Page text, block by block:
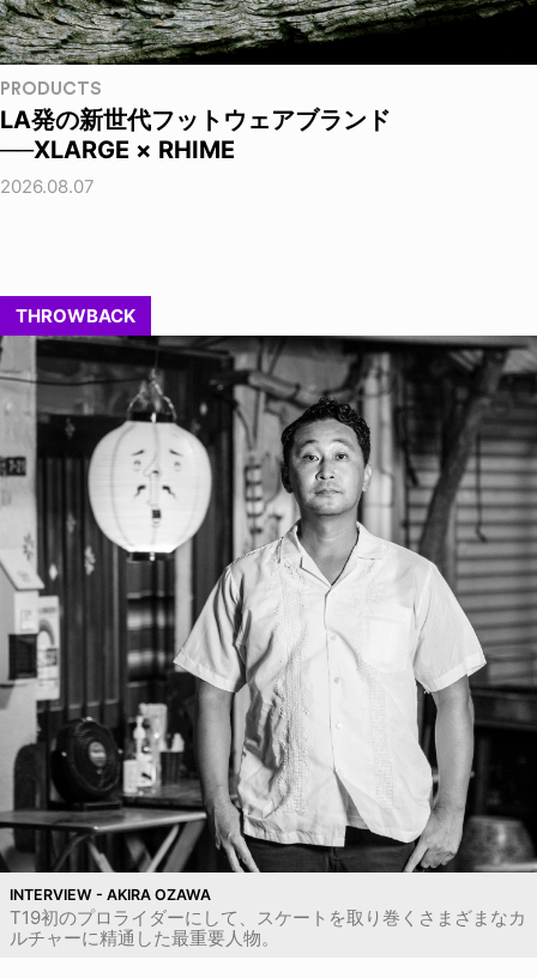
PRODUCTS
LA発の新世代フットウェアブランド
──XLARGE × RHIME
2026.08.07
THROWBACK
INTERVIEW - AKIRA OZAWA
T19初のプロライダーにして、スケートを取り巻くさまざまなカ
ルチャーに精通した最重要人物。